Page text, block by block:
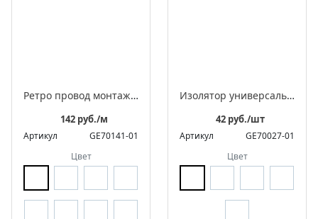
Ретро провод монтажный витой в оплетке из полиэфирной нити, серия "МезонинЪ"
142 руб./м
Артикул
GE70141-01
Цвет
Изолятор универсальный фарфоровый ретро в комплекте с саморезами для 2-3 жильного провода
42 руб./шт
Артикул
GE70027-01
Цвет